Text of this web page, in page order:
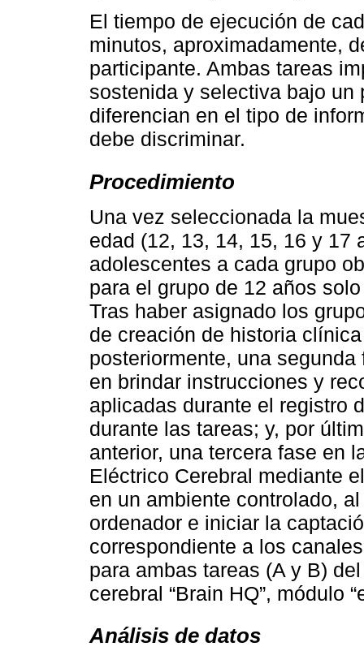
El tiempo de ejecución de
minutos, aproximadamente,
participante. Ambas tareas
sostenida y selectiva bajo
diferencian en el tipo de
debe discriminar.
Procedimiento
Una vez seleccionada la
edad (12, 13, 14, 15, 16 y 17
adolescentes a cada grupo
para el grupo de 12 años
Tras haber asignado los
de creación de historia
posteriormente, una
en brindar instrucciones y
aplicadas durante el registro
durante las tareas; y, por
anterior, una tercera fase en
Eléctrico Cerebral mediante
en un ambiente controlado,
ordenador e iniciar la
correspondiente a los
para ambas tareas (A y B)
cerebral “Brain HQ”, módulo
Análisis de datos